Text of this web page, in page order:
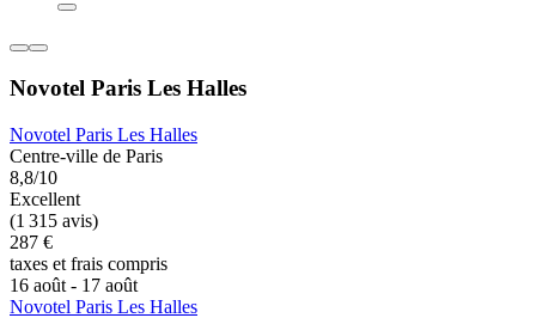
Novotel Paris Les Halles
Novotel Paris Les Halles
Centre-ville de Paris
8,8/10
Excellent
(1 315 avis)
287 €
taxes et frais compris
16 août - 17 août
Novotel Paris Les Halles